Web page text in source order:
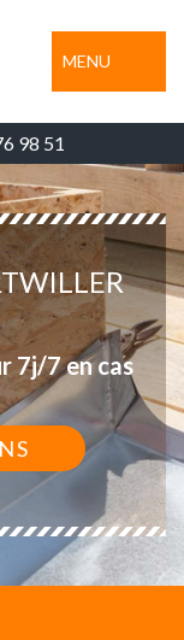
MENU
98 51
7j/7 en cas